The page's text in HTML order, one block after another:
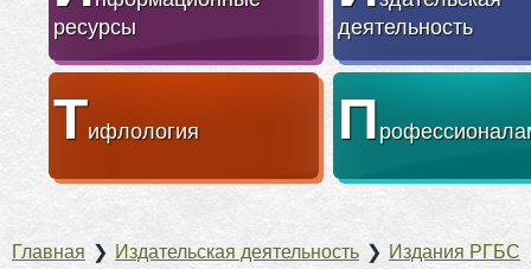
ресурсы
деятельность
Тифлология П
Главная ❯ Издательская деятельность ❯ Издания РГБС